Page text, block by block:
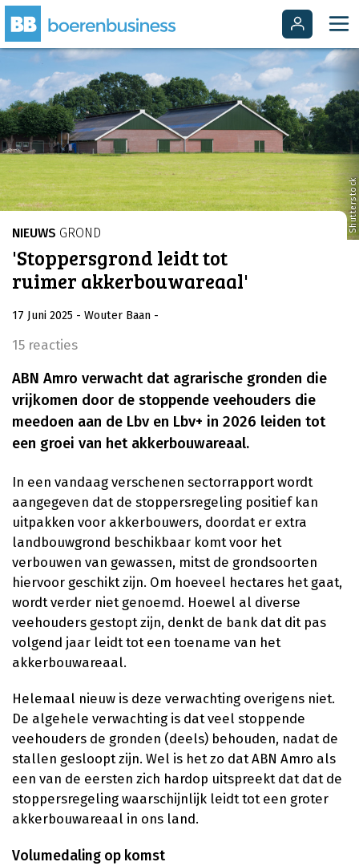
Shutterstock
NIEUWS GROND
'Stoppersgrond leidt tot
ruimer akkerbouwareaal'
17 Juni 2025 - Wouter Baan -
15 reacties
ABN Amro verwacht dat agrarische gronden die
vrijkomen door de stoppende veehouders die
meedoen aan de Lbv en Lbv+ in 2026 leiden tot
een groei van het akkerbouwareaal.
In een vandaag verschenen sectorrapport wordt
aangegeven dat de stoppersregeling positief kan
uitpakken voor akkerbouwers, doordat er extra
landbouwgrond beschikbaar komt voor het
verbouwen van gewassen, mitst de grondsoorten
hiervoor geschikt zijn. Om hoeveel hectares het gaat,
wordt verder niet genoemd. Hoewel al diverse
veehouders gestopt zijn, denkt de bank dat dit pas
volgend jaar leidt tot een toename van het
akkerbouwareaal.
Helemaal nieuw is deze verwachting overigens niet.
De algehele verwachting is dat veel stoppende
veehouders de gronden (deels) behouden, nadat de
stallen gesloopt zijn. Wel is het zo dat ABN Amro als
een van de eersten zich hardop uitspreekt dat dat de
stoppersregeling waarschijnlijk leidt tot een groter
akkerbouwareaal in ons land.
Volumedaling op komst